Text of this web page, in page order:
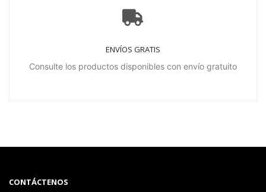
ENVÍOS GRATIS
Consulte los productos disponibles con envío gratuito
CONTÁCTENOS